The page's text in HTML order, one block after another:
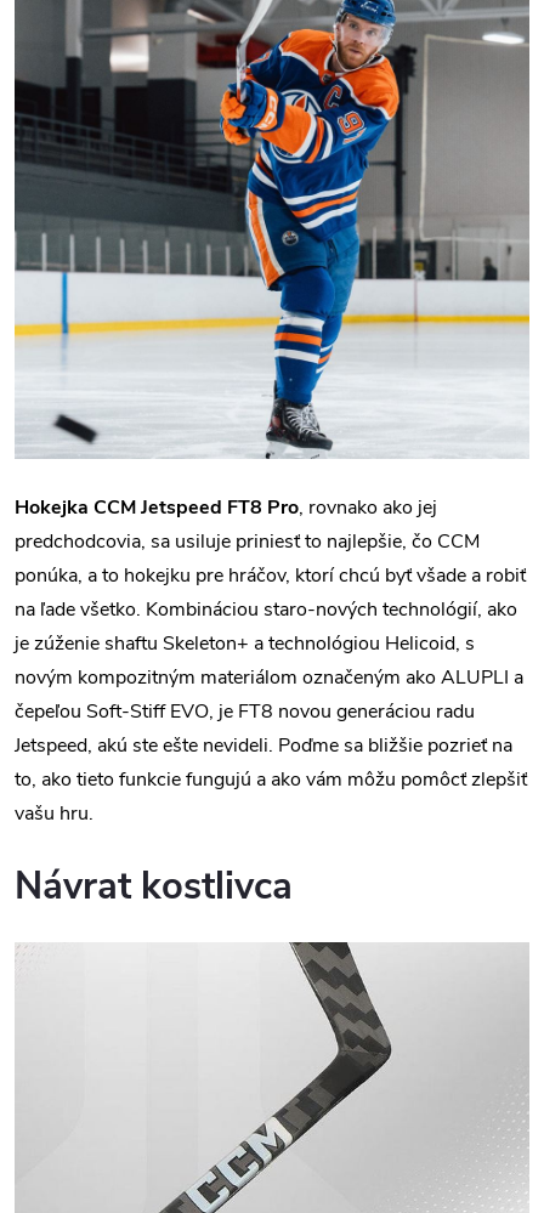
Hokejka CCM Jetspeed FT8 Pro, rovnako ako jej
predchodcovia, sa usiluje priniesť to najlepšie, čo CCM
ponúka, a to hokejku pre hráčov, ktorí chcú byť všade a robiť
na ľade všetko. Kombináciou staro-nových technológií, ako
je zúženie shaftu Skeleton+ a technológiou Helicoid, s
novým kompozitným materiálom označeným ako ALUPLI a
čepeľou Soft-Stiff EVO, je FT8 novou generáciou radu
Jetspeed, akú ste ešte nevideli. Poďme sa bližšie pozrieť na
to, ako tieto funkcie fungujú a ako vám môžu pomôcť zlepšiť
vašu hru.
Návrat kostlivca